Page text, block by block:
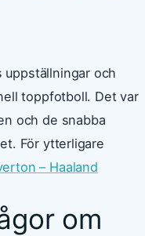
och
toppfotboll. Det var
och de snabba
För ytterligare
– Haaland
om